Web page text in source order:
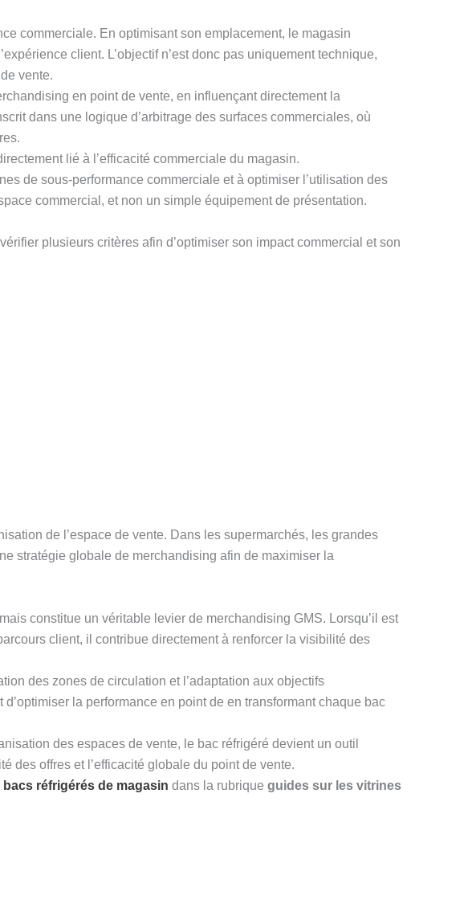
commerciale. En optimisant son emplacement, le magasin
client. L’objectif n’est donc pas uniquement technique,
vente.
en point de vente, en influençant directement la
dans une logique d’arbitrage des surfaces commerciales, où
lié à l’efficacité commerciale du magasin.
de sous-performance commerciale et à optimiser l’utilisation des
commercial, et non un simple équipement de présentation.
plusieurs critères afin d’optimiser son impact commercial et son
de l’espace de vente. Dans les supermarchés, les grandes
stratégie globale de merchandising afin de maximiser la
constitue un véritable levier de merchandising GMS. Lorsqu’il est
client, il contribue directement à renforcer la visibilité des
des zones de circulation et l’adaptation aux objectifs
la performance en point de en transformant chaque bac
des espaces de vente, le bac réfrigéré devient un outil
des offres et l’efficacité globale du point de vente.
bacs réfrigérés de magasin dans la rubrique guides sur les vitrines